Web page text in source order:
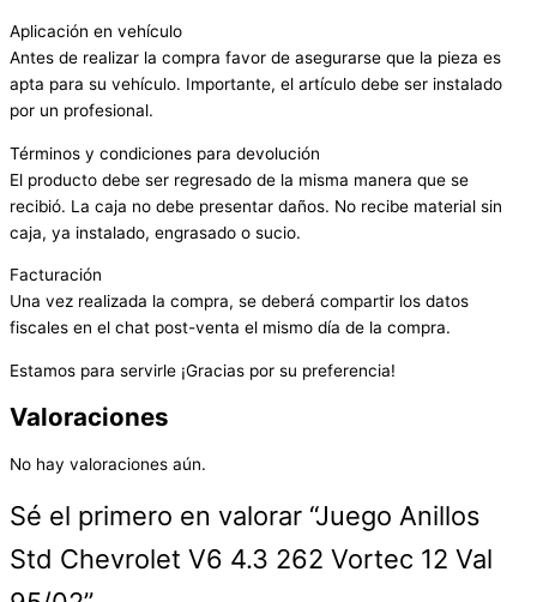
Aplicación en vehículo
Antes de realizar la compra favor de asegurarse que la pieza es
apta para su vehículo. Importante, el artículo debe ser instalado
por un profesional.
Términos y condiciones para devolución
El producto debe ser regresado de la misma manera que se
recibió. La caja no debe presentar daños. No recibe material sin
caja, ya instalado, engrasado o sucio.
Facturación
Una vez realizada la compra, se deberá compartir los datos
fiscales en el chat post-venta el mismo día de la compra.
Estamos para servirle ¡Gracias por su preferencia!
Valoraciones
No hay valoraciones aún.
Sé el primero en valorar “Juego Anillos
Std Chevrolet V6 4.3 262 Vortec 12 Val